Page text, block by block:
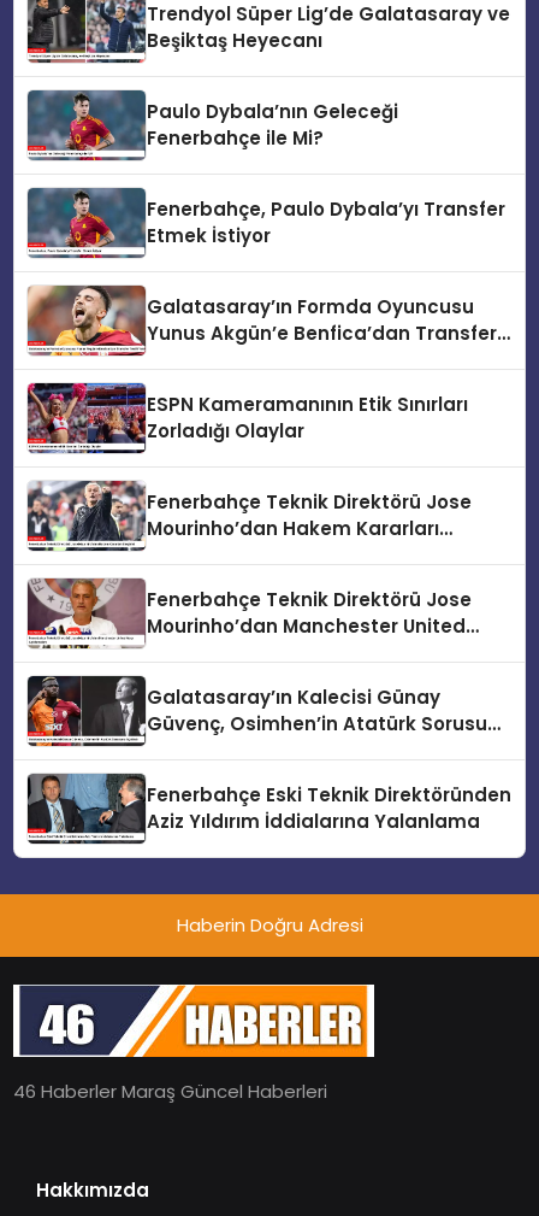
Trendyol Süper Lig’de Galatasaray ve
Beşiktaş Heyecanı
Paulo Dybala’nın Geleceği
Fenerbahçe ile Mi?
Fenerbahçe, Paulo Dybala’yı Transfer
Etmek İstiyor
Galatasaray’ın Formda Oyuncusu
Yunus Akgün’e Benfica’dan Transfer
ESPN Kameramanının Etik Sınırları
Zorladığı Olaylar
Fenerbahçe Teknik Direktörü Jose
Mourinho’dan Hakem Kararları
Fenerbahçe Teknik Direktörü Jose
Mourinho’dan Manchester United
Galatasaray’ın Kalecisi Günay
Güvenç, Osimhen’in Atatürk Sorusunu
Fenerbahçe Eski Teknik Direktöründen
Aziz Yıldırım İddialarına Yalanlama
Haberin Doğru Adresi
46 Haberler Maraş Güncel Haberleri
Hakkımızda